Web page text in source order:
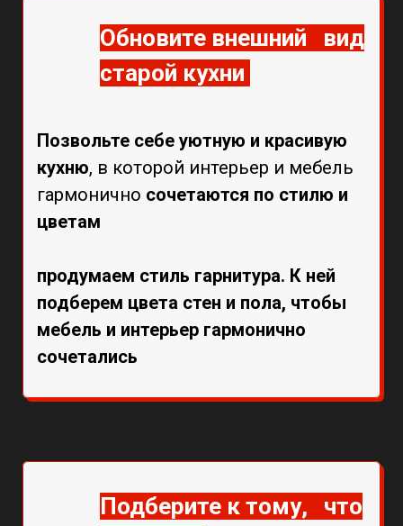
Обновите внешний вид
старой кухни
Позвольте себе уютную и красивую
кухню, в которой интерьер и мебель
гармонично сочетаются по стилю и
цветам
продумаем стиль гарнитура. К ней
подберем цвета стен и пола, чтобы
мебель и интерьер гармонично
сочетались
Подберите к тому, что